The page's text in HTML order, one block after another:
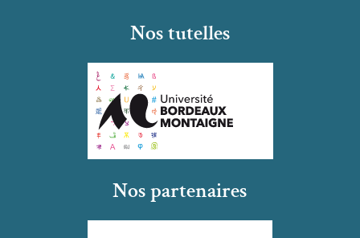
Nos tutelles
Nos partenaires